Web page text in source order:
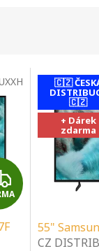
Z
D
🇨🇿
🇨🇿
+ Dárek
zdarma
55"
CZ